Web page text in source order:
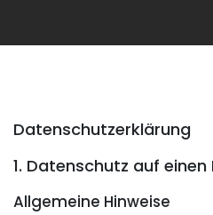
Datenschutz­erklärung
1. Datenschutz auf einen
Allgemeine Hinweise